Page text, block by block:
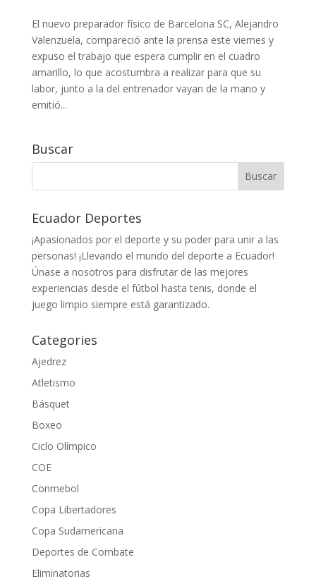
El nuevo preparador físico de Barcelona SC, Alejandro
Valenzuela, compareció ante la prensa este viernes y
expuso el trabajo que espera cumplir en el cuadro
amarillo, lo que acostumbra a realizar para que su
labor, junto a la del entrenador vayan de la mano y
emitió...
Buscar
Ecuador Deportes
¡Apasionados por el deporte y su poder para unir a las
personas! ¡Llevando el mundo del deporte a Ecuador!
Únase a nosotros para disfrutar de las mejores
experiencias desde el fútbol hasta tenis, donde el
juego limpio siempre está garantizado.
Categories
Ajedrez
Atletismo
Básquet
Boxeo
Ciclo Olímpico
COE
Conmebol
Copa Libertadores
Copa Sudamericana
Deportes de Combate
Eliminatorias